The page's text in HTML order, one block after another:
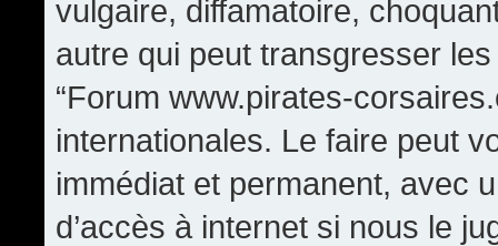
vulgaire, diffamatoire,
autre qui peut transgresser
“Forum www.pirates-
internationales. Le faire peut
immédiat et permanent, avec
d’accès à internet si nous le